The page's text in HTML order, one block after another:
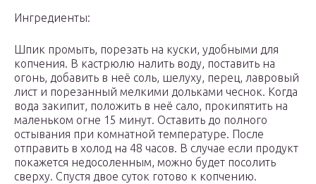
Ингредиенты:
Шпик промыть, порезать на куски, удобными для
копчения. В кастрюлю налить воду, поставить на
огонь, добавить в неё соль, шелуху, перец, лавровый
лист и порезанный мелкими дольками чеснок. Когда
вода закипит, положить в неё сало, прокипятить на
маленьком огне 15 минут. Оставить до полного
остывания при комнатной температуре. После
отправить в холод на 48 часов. В случае если продукт
покажется недосоленным, можно будет посолить
сверху. Спустя двое суток готово к копчению.